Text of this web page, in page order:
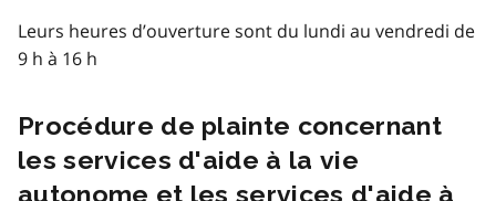
Leurs heures d’ouverture sont du lundi au vendredi de
9 h à 16 h
Procédure de plainte concernant
les services d'aide à la vie
autonome et les services d'aide à